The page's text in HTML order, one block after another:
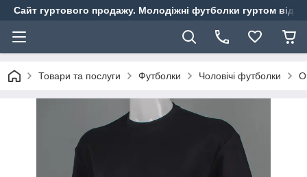
Сайт гуртового продажу. Молодіжні футболки гуртом від
Товари та послуги Футболки Чоловічі футболки